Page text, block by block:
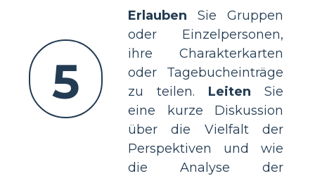
5
Erlauben Sie Gruppen
oder Einzelpersonen,
ihre Charakterkarten
oder Tagebucheinträge
zu teilen. Leiten Sie
eine kurze Diskussion
über die Vielfalt der
Perspektiven und wie
die Analyse der